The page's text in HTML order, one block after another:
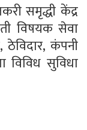
समृद्धी केंद्र
विषयक सेवा
कंपनी
विविध सुविधा